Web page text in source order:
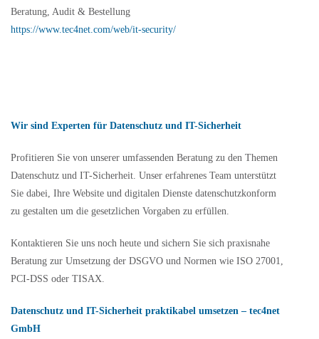
Beratung, Audit & Bestellung
https://www.tec4net.com/web/it-security/
Wir sind Experten für Datenschutz und IT-Sicherheit
Profitieren Sie von unserer umfassenden Beratung zu den Themen
Datenschutz und IT-Sicherheit. Unser erfahrenes Team unterstützt
Sie dabei, Ihre Website und digitalen Dienste datenschutzkonform
zu gestalten um die gesetzlichen Vorgaben zu erfüllen.
Kontaktieren Sie uns noch heute und sichern Sie sich praxisnahe
Beratung zur Umsetzung der DSGVO und Normen wie ISO 27001,
PCI-DSS oder TISAX.
Datenschutz und IT-Sicherheit praktikabel umsetzen – tec4net
GmbH